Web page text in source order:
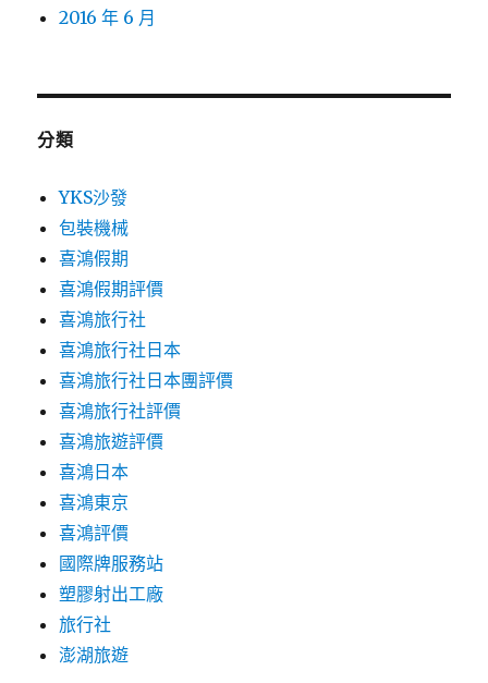
2016 年 6 月
分類
YKS沙發
包裝機械
喜鴻假期
喜鴻假期評價
喜鴻旅行社
喜鴻旅行社日本
喜鴻旅行社日本團評價
喜鴻旅行社評價
喜鴻旅遊評價
喜鴻日本
喜鴻東京
喜鴻評價
國際牌服務站
塑膠射出工廠
旅行社
澎湖旅遊